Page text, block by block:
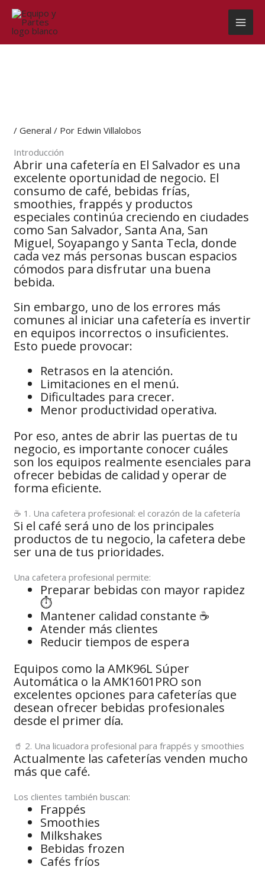
contenido
/General / Por Edwin Villalobos
Introducción
Abrir una cafetería en El Salvador es una
excelente oportunidad de negocio. El
consumo de café, bebidas frías,
smoothies, frappés y productos
especiales continúa creciendo en ciudades
como San Salvador, Santa Ana, San
Miguel, Soyapango y Santa Tecla, donde
cada vez más personas buscan espacios
cómodos para disfrutar una buena
bebida.
Sin embargo, uno de los errores más
comunes al iniciar una cafetería es invertir
en equipos incorrectos o insuficientes.
Esto puede provocar:
Retrasos en la atención.
Limitaciones en el menú.
Dificultades para crecer.
Menor productividad operativa.
Por eso, antes de abrir las puertas de tu
negocio, es importante conocer cuáles
son los equipos realmente esenciales para
ofrecer bebidas de calidad y operar de
forma eficiente.
☕ 1. Una cafetera profesional: el corazón de la cafetería
Si el café será uno de los principales
productos de tu negocio, la cafetera debe
ser una de tus prioridades.
Una cafetera profesional permite:
Preparar bebidas con mayor rapidez
⏱️
Mantener calidad constante ☕
Atender más clientes
Reducir tiempos de espera
Equipos como la AMK96L Súper
Automática o la AMK1601PRO son
excelentes opciones para cafeterías que
desean ofrecer bebidas profesionales
desde el primer día.
🥤 2. Una licuadora profesional para frappés y smoothies
Actualmente las cafeterías venden mucho
más que café.
Los clientes también buscan:
Frappés
Smoothies
Milkshakes
Bebidas frozen
Cafés fríos